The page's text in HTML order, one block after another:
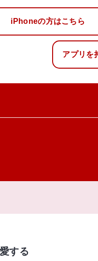
iPhoneの方はこちら
アプリを
する